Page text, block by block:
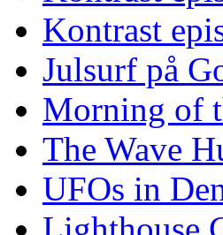
Kontrast
Julsurf på
Morning of
The Wave
UFOs in